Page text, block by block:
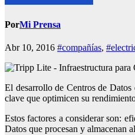
PorMi Prensa
Abr 10, 2016 #compañías,
El desarrollo de Centros de Datos
clave que optimicen su
Estos factores a considerar son:
Datos que procesan y almacenan